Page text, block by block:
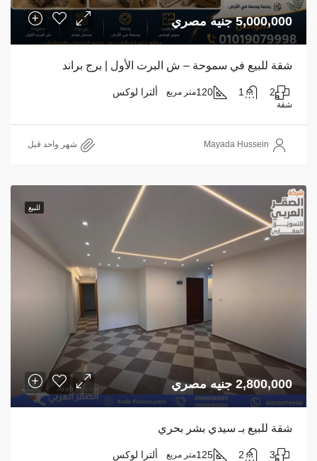
5,000,000 جنيه مصري
شقة للبيع في سموحة – ش البرت الأول | برج براند
2
1
120متر مربع ألترا لوكس
شقة
Mayada Hussein ‏شهر واحد قبل
للبيع
2,800,000 جنيه مصري
شقة للبيع بـ سيدي بشر بحري
3
2
125متر مربع ألترا لوكس